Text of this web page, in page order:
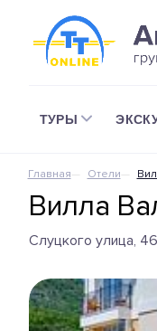
ТУРЫ
Главная Отели
Вилла
Слуцкого улица, 46